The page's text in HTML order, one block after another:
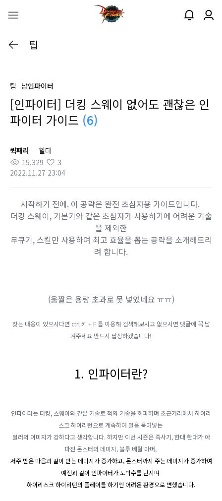
팁
팁 남인파이터
[인파이터] 더킹 스웨이 없어도 괜찮은 인
파이터 가이드 (6)
퀵패리
힐더
15,329
3
2022.11.27 23:04
​시작하기 전에. 이 공략은 완전 초심자용 가이드입니다.
더킹 스웨이, 기본기와 같은 초심자가 사용하기에 어려운 기술
을 제외한
무큐기, 스킬만 사용하여 최고 효율을 뽑는 공략을 소개해드리
려 합니다.
(움짤은 용량 초과로 못 넣었네요 ㅠㅠ)
찾는 내용이 있으시다면 ctrl 키 + F 를 이용해 검색해보시고 없으시면 댓글에 꼭 남
겨주세요 반드시 답장하겠습니다!
1. 인파이터란?
​인파이터는 더킹, 스웨이와 같은 기술로 적의 기술을 회피하며 초근거리에서 하이리
스크 하이리턴으로 계속하여 딜을 욱여넣는
딜러의 이미지가 강하다고 생각합니다. 하지만 이번 시즌은 즉사기, 한대 한대가 아
파진 몬스터의 데미지, 블루 베릴 아머,
저주 받은 마음과 같이 받는 데미지가 증가하고, 몬스터까지 주는 데미지가 증가하여
예전과 같이 인파이터가 도박수를 던지며
하이리스크 하이리턴의 플레이를 하기엔 어려운 환경으로 변했습니다.